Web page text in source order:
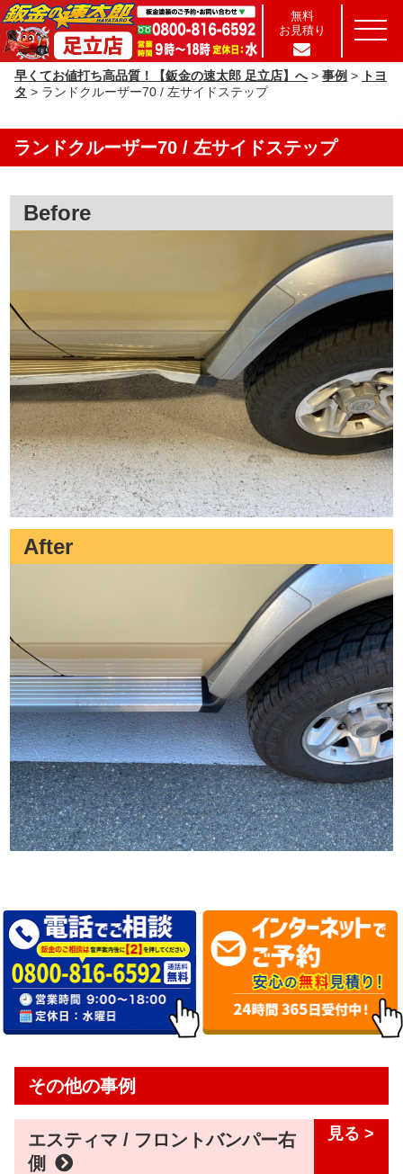
無料
お見積り
早くてお値打ち高品質！【鈑金の速太郎 足立店】へ> 事例 > トヨ
タ > ランドクルーザー70 / 左サイドステップ
ランドクルーザー70 / 左サイドステップ
Before
After
その他の事例
エスティマ / フロントバンパー右
側